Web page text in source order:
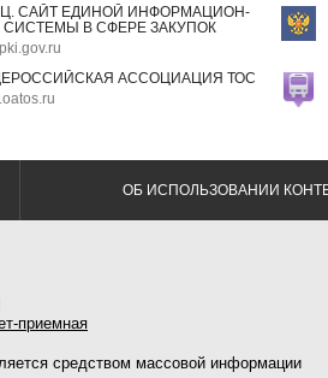
САЙТ ЕДИНОЙ ИНФОРМАЦИОН-
СИСТЕМЫ В СФЕРЕ ЗАКУПОК
АССОЦИАЦИЯ ТОС
ОБ ИСПОЛЬЗОВАНИИ
приемная
средством массовой информации